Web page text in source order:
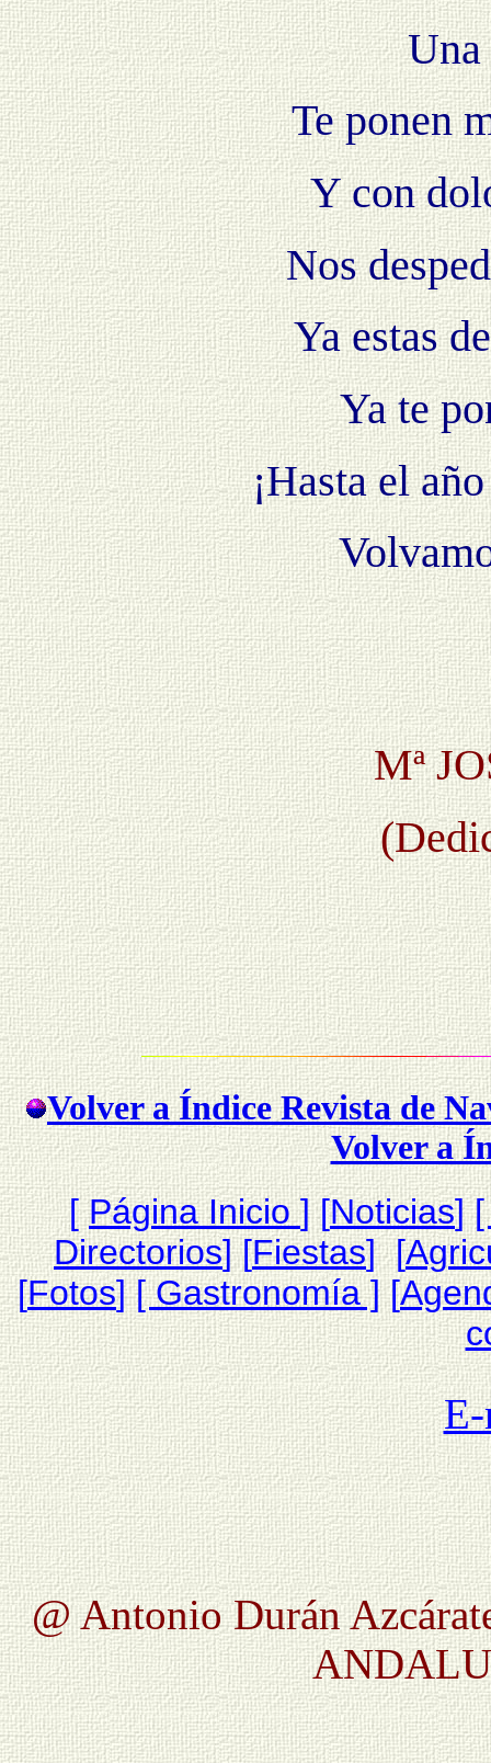
Te ponen
Y con
Nos
Ya estas
Ya te
¡Hasta el
Mª
Volver a Índice Revista de
Volver a
[Página Inicio ][Noticias]
Directorios] [Fiestas] [
[Fotos][ Gastronomía ][
@ Antonio Durán